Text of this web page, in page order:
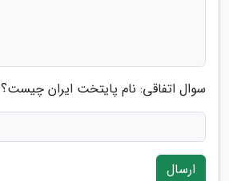
سوال اتفاقی: نام پایتخت ایران چیست؟
ارسال